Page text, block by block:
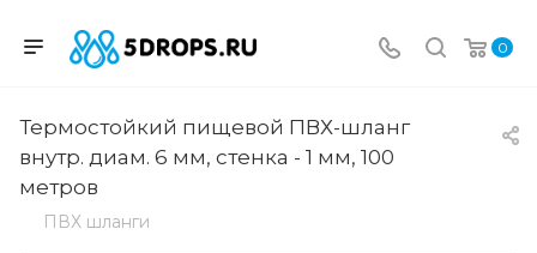
0
Термостойкий пищевой ПВХ-шланг
внутр. диам. 6 мм, стенка - 1 мм, 100
метров
ПВХ шланги